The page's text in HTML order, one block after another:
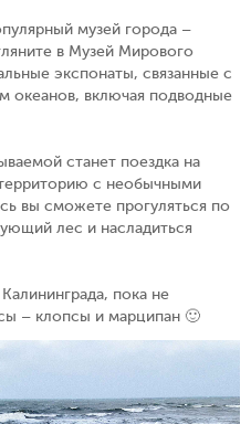
музей города –
в Музей Мирового
экспонаты, связанные с
океанов, включая подводные
станет поездка на
с необычными
вы сможете прогуляться по
лес и насладиться
пока не
– клопсы и марципан 🙂